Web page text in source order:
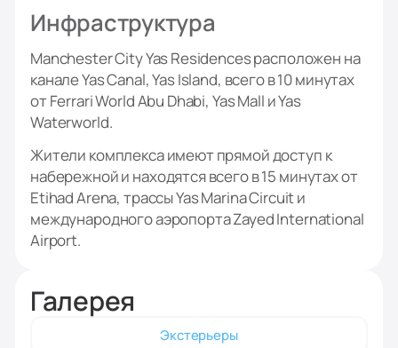
Инфраструктура
Manchester City Yas Residences расположен на
канале Yas Canal, Yas Island, всего в 10 минутах
от Ferrari World Abu Dhabi, Yas Mall и Yas
Waterworld.
Жители комплекса имеют прямой доступ к
набережной и находятся всего в 15 минутах от
Etihad Arena, трассы Yas Marina Circuit и
международного аэропорта Zayed International
Airport.
Галерея
Экстерьеры